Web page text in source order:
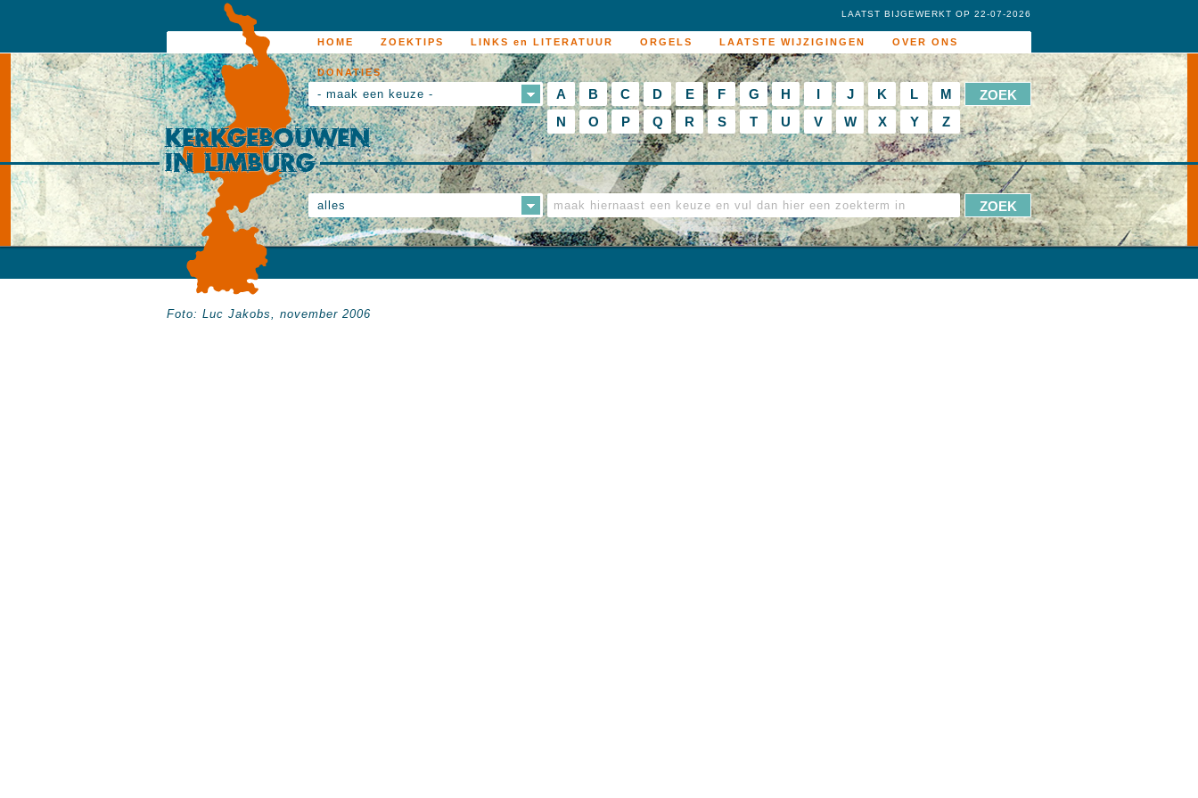
HOME ZOEKTIPS LINKS en LITERATUUR ORGELS LAATSTE WIJZIGINGEN OVER ONS
DONATIES
LAATST BIJGEWERKT OP 22-07-2026
- maak een keuze - A B C D E F G H I J K L
M
N
O P Q R S T U V W X Y Z
alles
Foto: Luc Jakobs, november 2006